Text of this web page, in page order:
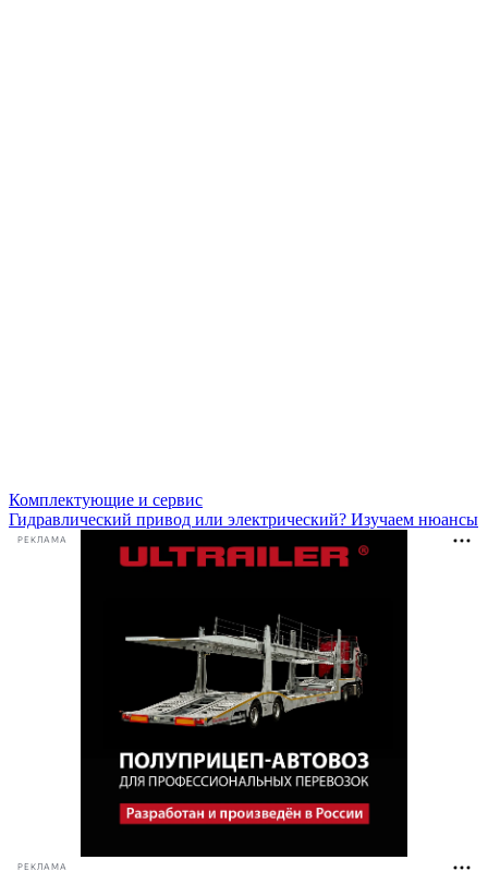
Комплектующие и сервис
Гидравлический привод или электрический? Изучаем нюансы
РЕКЛАМА
РЕКЛАМА